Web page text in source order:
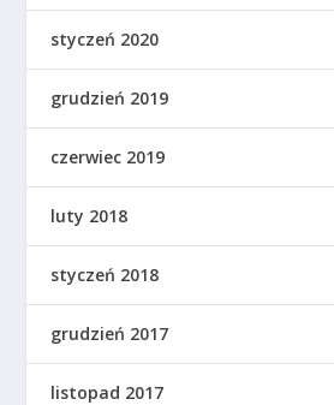
styczeń 2020
grudzień 2019
czerwiec 2019
luty 2018
styczeń 2018
grudzień 2017
listopad 2017